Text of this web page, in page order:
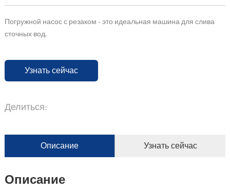
Погружной насос с резаком - это идеальная машина для слива
сточных вод.
Узнать сейчас
Делиться:
Описание Узнать сейчас
Описание